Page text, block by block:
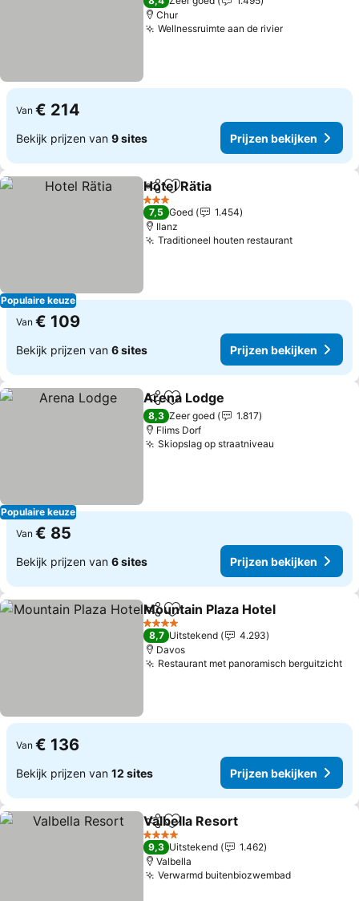
Chur
Wellnessruimte aan de rivierPrijzen
Van € 214
Bekijk prijzen van 9 sites Prijzen bekijken
Populaire keuze
DelenToevoegen aan favorieten
Hotel Rätia
3 Sterren
7,5 Goed
1.454
Ilanz
Traditioneel houten restaurantPrijzen
Van € 109
Bekijk prijzen van 6 sites Prijzen bekijken
Populaire keuze
DelenToevoegen aan favorieten
Arena Lodge
8,3 Zeer goed
1.817
Flims Dorf
Skiopslag op straatniveau
Van € 85
Bekijk prijzen van 6 sites Prijzen bekijken
DelenToevoegen aan favorieten
Mountain Plaza Hotel
4 Sterren
8,7 Uitstekend
4.293
Davos
Restaurant met panoramisch berguitzicht
Van € 136
Bekijk prijzen van 12 sites Prijzen bekijken
DelenToevoegen aan favorieten
Valbella Resort
4 Sterren
9,3 Uitstekend
1.462
Valbella
Verwarmd buitenbiozwembadPrijzen